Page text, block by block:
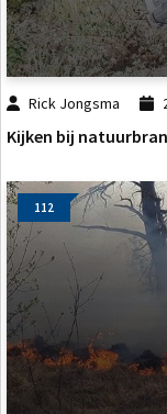
Rick Jongsma
Kijken bij
112